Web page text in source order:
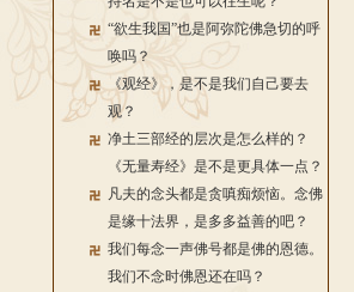
“欲生我国”也是阿弥陀佛急切的呼
唤吗？
《观经》，是不是我们自己要去
观？
净土三部经的层次是怎么样的？
《无量寿经》是不是更具体一点？
凡夫的念头都是贪嗔痴烦恼。念佛
是缘十法界，是多多益善的吧？
我们每念一声佛号都是佛的恩德。
我们不念时佛恩还在吗？